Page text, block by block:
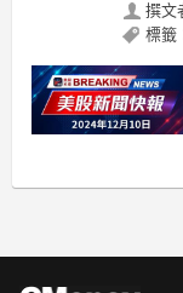
撰文
標籤